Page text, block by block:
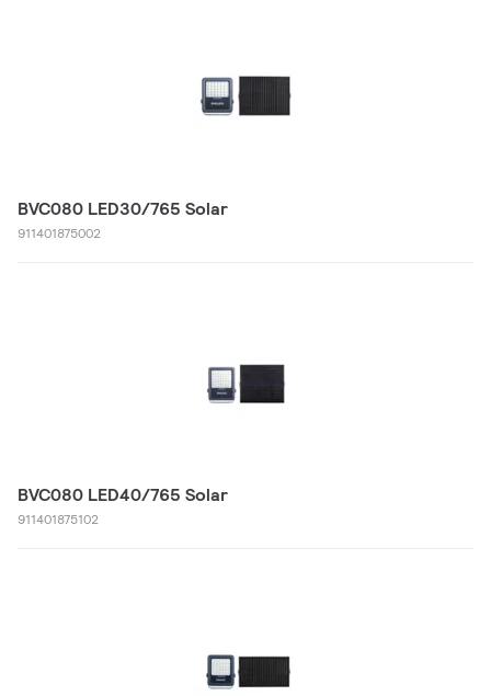
BVC080 LED30/765 Solar
911401875002
BVC080 LED40/765 Solar
911401875102